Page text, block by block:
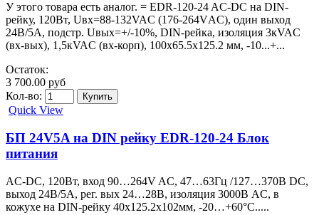
У этого товара есть аналог. = EDR-120-24 AC-DC на DIN-
рейку, 120Вт, Uвх=88-132VAC (176-264VАC), один выход
24В/5А, подстр. Uвых=+/-10%, DIN-рейка, изоляция 3кVAC
(вх-вых), 1,5кVAC (вх-корп), 100х65.5х125.2 мм, -10...+...
Остаток:
3 700.00 руб
Кол-во:
Quick View
БП 24V5A на DIN рейку EDR-120-24 Блок
питания
AC-DC, 120Вт, вход 90…264V AC, 47…63Гц /127…370В DC,
выход 24В/5A, рег. вых 24…28В, изоляция 3000В AC, в
кожухе на DIN-рейку 40х125.2х102мм, -20…+60°С.....